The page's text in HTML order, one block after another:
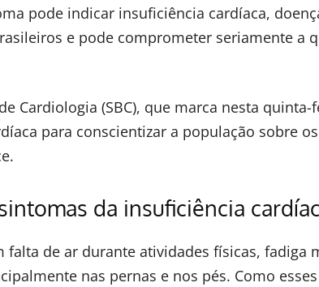
pode indicar insuficiência cardíaca,
e pode comprometer seriamente a
Cardiologia (SBC), que marca nesta quinta-
para conscientizar a população sobre
da insuficiência
de ar durante atividades físicas, fadiga
nas pernas e nos pés. Como